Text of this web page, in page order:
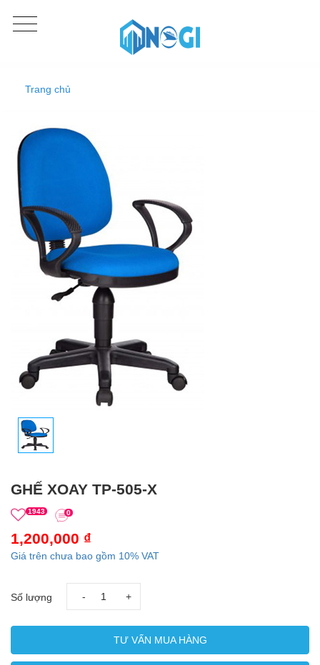
Trang chủ
GHẾ XOAY TP-505-X
1943 0
1,200,000 ₫
Giá trên chưa bao gồm 10% VAT
Số lượng - +
TƯ VẤN MUA HÀNG